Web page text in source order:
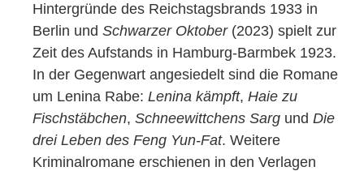
Hintergründe des Reichstagsbrands 1933 in
Berlin und Schwarzer Oktober(2023) spielt zur
Zeit des Aufstands in Hamburg-Barmbek 1923.
In der Gegenwart angesiedelt sind die Romane
um Lenina Rabe: Lenina kämpft, Haie zu
Fischstäbchen, Schneewittchens Sarg und Die
drei Leben des Feng Yun-Fat. Weitere
Kriminalromane erschienen in den Verlagen